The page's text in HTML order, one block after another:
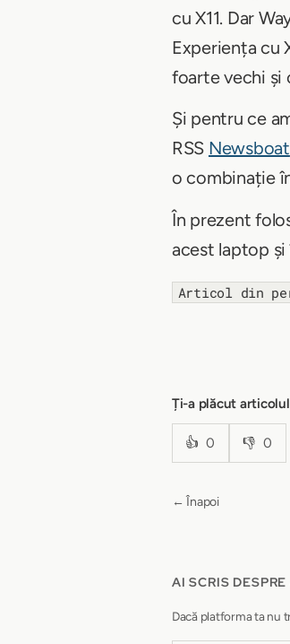
cu X11. Dar
Experiența cu
foarte vechi și
Și pentru ce
RSS Newsboat
o combinație
În prezent
acest laptop
Articol din
Ți-a plăcut
👍 0 👎 0
← Înapoi
AI SCRIS
Dacă platforma ta nu